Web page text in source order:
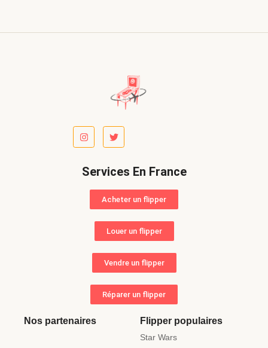
Services En France
Acheter un flipper
Louer un flipper
Vendre un flipper
Réparer un flipper
Nos partenaires Flipper populaires
Star Wars